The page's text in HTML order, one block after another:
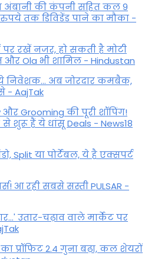
अंबानी की कंपनी सहित कल 9
तक डिविडेंड पाने का मौका -
रखें नजर, हो सकती है मोटी
Ola भी शामिल - Hindustan
ये निवेशक... अब जोरदार कमबैक,
- AajTak
Grooming की पूरी शॉपिंग!
से शुरू हैं ये धांसू Deals - News18
Split या पोर्टेबल, ये है एक्सपर्ट
आ रही सबसे सस्ती PULSAR -
उतार-चढ़ाव वाले मार्केट पर
प्रॉफिट 2.4 गुना बढ़ा, कल शेयरों